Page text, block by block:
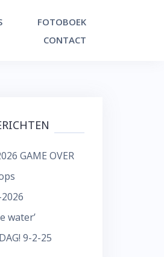
FOTOBOEK
CONTACT
GAME OVER
water’
9-2-25